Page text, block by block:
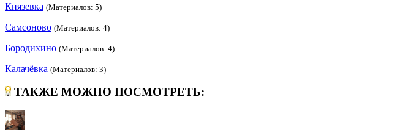
Князевка (Материалов: 5)
Самсоново (Материалов: 4)
Бородихино (Материалов: 4)
Калачёвка (Материалов: 3)
ТАКЖЕ МОЖНО ПОСМОТРЕТЬ: